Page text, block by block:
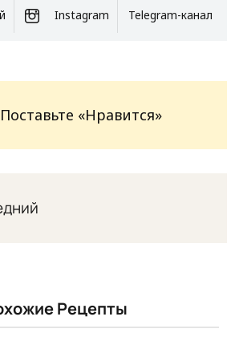
Instagram Telegram-канал
Поставьте «Нравится»
Рецепты